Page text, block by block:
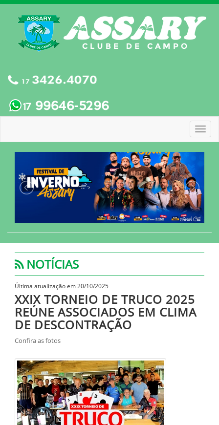
NOTÍCIAS
Última atualização em 20/10/2025
XXIX TORNEIO DE TRUCO 2025
REÚNE ASSOCIADOS EM CLIMA
DE DESCONTRAÇÃO
Confira as fotos